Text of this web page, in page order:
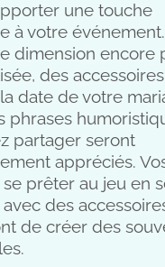
une touche
à votre
dimension encore
des
date de votre
phrases
partager seront
appréciés.
prêter au jeu en
des
de créer des